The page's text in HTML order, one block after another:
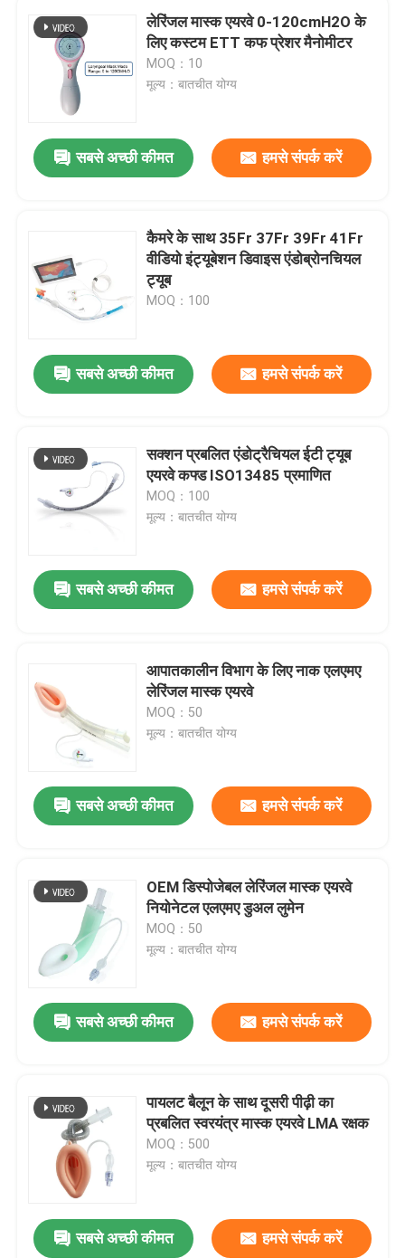
उत्पाद
वीआर दिखाएँ
लेरिंजल मास्क एयरवे 0-120cmH2O के
लिए कस्टम ETT कफ प्रेशर मैनोमीटर
MOQ：10
मूल्य：बातचीत योग्य
सबसे अच्छी कीमत हमसे संपर्क करें
कैमरे के साथ 35Fr 37Fr 39Fr 41Fr
वीडियो इंट्यूबेशन डिवाइस एंडोब्रोनचियल
ट्यूब
MOQ：100
सबसे अच्छी कीमत हमसे संपर्क करें
सक्शन प्रबलित एंडोट्रैचियल ईटी ट्यूब
एयरवे कफ्ड ISO13485 प्रमाणित
MOQ：100
मूल्य：बातचीत योग्य
सबसे अच्छी कीमत हमसे संपर्क करें
आपातकालीन विभाग के लिए नाक एलएमए
लेरिंजल मास्क एयरवे
MOQ：50
मूल्य：बातचीत योग्य
सबसे अच्छी कीमत हमसे संपर्क करें
OEM डिस्पोजेबल लेरिंजल मास्क एयरवे
नियोनेटल एलएमए डुअल लुमेन
MOQ：50
मूल्य：बातचीत योग्य
सबसे अच्छी कीमत हमसे संपर्क करें
पायलट बैलून के साथ दूसरी पीढ़ी का
प्रबलित स्वरयंत्र मास्क एयरवे LMA रक्षक
MOQ：500
मूल्य：बातचीत योग्य
सबसे अच्छी कीमत हमसे संपर्क करें